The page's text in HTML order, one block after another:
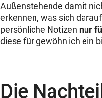
Außenstehende damit
erkennen, was sich
persönliche Notizen nur
diese für gewöhnlich ein
Die